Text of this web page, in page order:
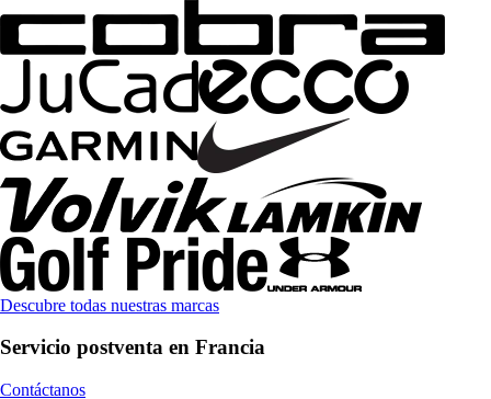
Descubre todas nuestras marcas
Servicio postventa en Francia
Contáctanos